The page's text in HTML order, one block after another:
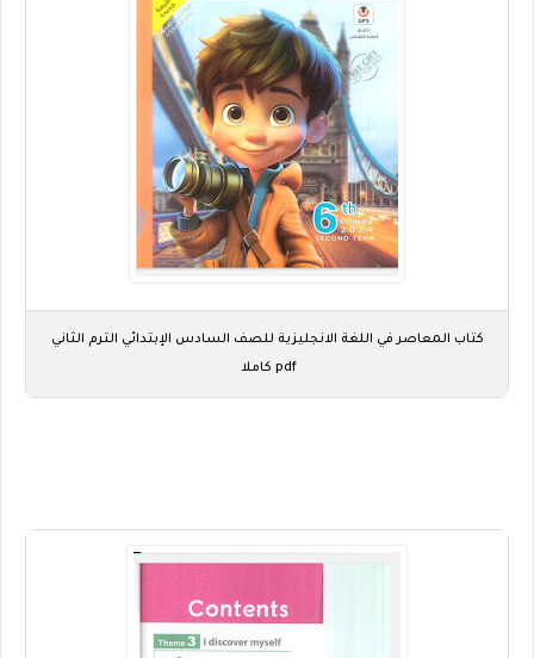
كتاب المعاصر في اللغة الانجليزية للصف السادس الإبتدائي الترم الثاني
pdf كاملا